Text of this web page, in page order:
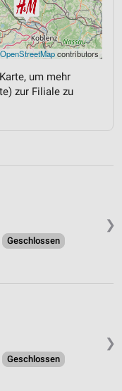
OpenStreetMapcontributors
um mehr
zur Filiale zu
❯
Geschlossen
❯
Geschlossen